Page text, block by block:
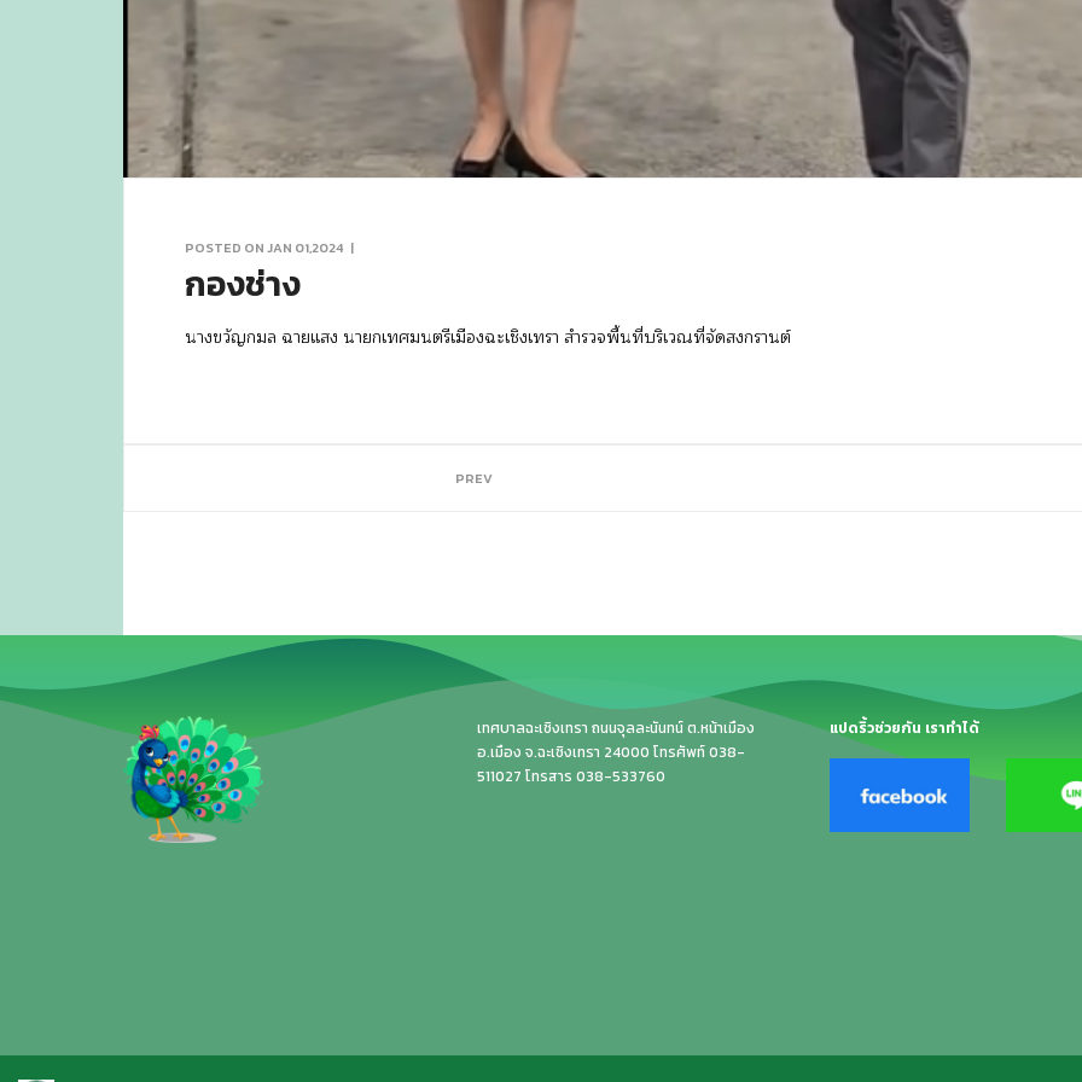
POSTED ON JAN 01,2024 |
กองช่าง
นางขวัญกมล ฉายเเสง นายกเทศมนตรีเมืองฉะเชิงเทรา สำรวจพื้นที่บริเวณที่จัดสงกรานต์
PREV
เทศบาลฉะเชิงเทรา ถนนจุลละนันทน์ ต.หน้าเมือง
อ.เมือง จ.ฉะเชิงเทรา 24000 โทรศัพท์ 038-
511027 โทรสาร 038-533760
แปดริ้วช่วยกัน เราทำได้